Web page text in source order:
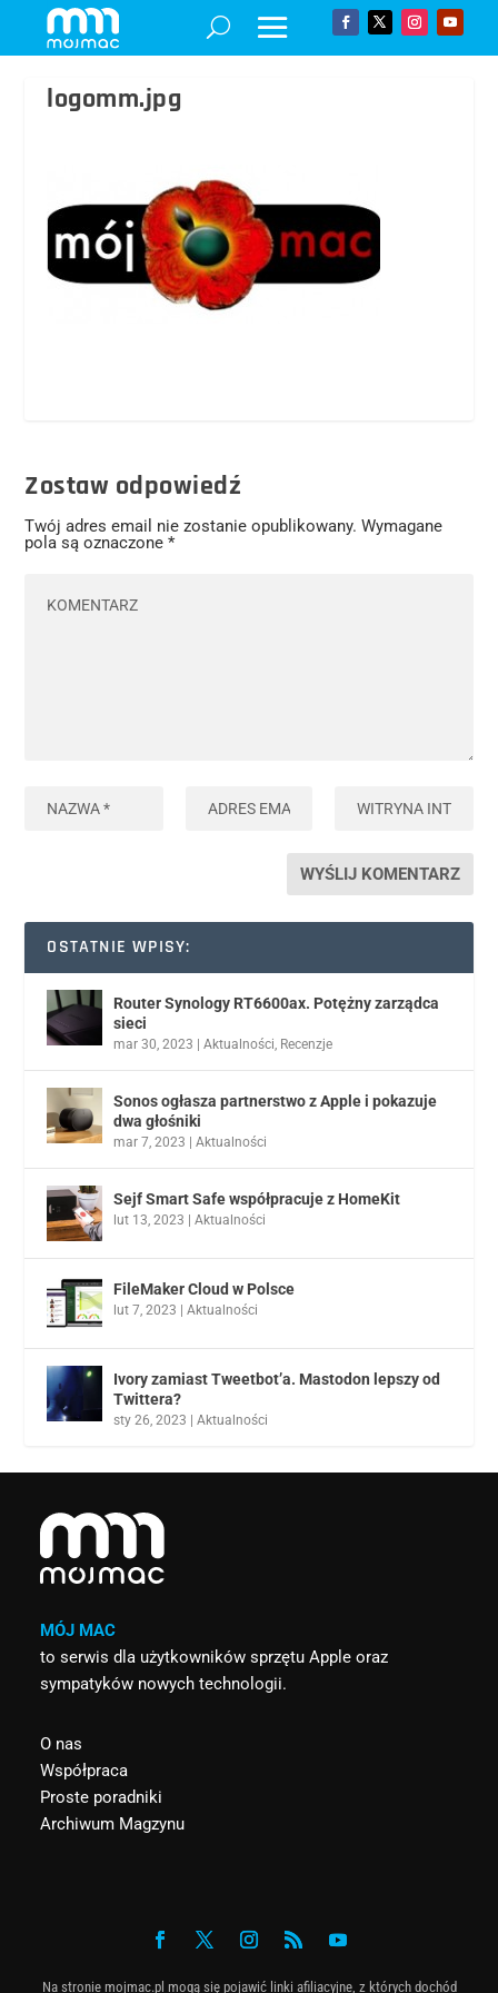
logomm.jpg
Zostaw odpowiedź
Twój adres email nie zostanie opublikowany. Wymagane
pola są oznaczone*
OSTATNIE WPISY:
Router Synology RT6600ax. Potężny zarządca
sieci
mar 30, 2023 |Aktualności, Recenzje
Sonos ogłasza partnerstwo z Apple i pokazuje
dwa głośniki
mar 7, 2023 |Aktualności
Sejf Smart Safe współpracuje z HomeKit
lut 13, 2023 |Aktualności
FileMaker Cloud w Polsce
lut 7, 2023 |Aktualności
Ivory zamiast Tweetbot’a. Mastodon lepszy od
Twittera?
sty 26, 2023 |Aktualności
MÓJ MAC
to serwis dla użytkowników sprzętu Apple oraz
sympatyków nowych technologii.
O nas
Współpraca
Proste poradniki
Archiwum Magzynu
Na stronie mojmac.pl mogą się pojawić linki afiliacyjne, z których dochód